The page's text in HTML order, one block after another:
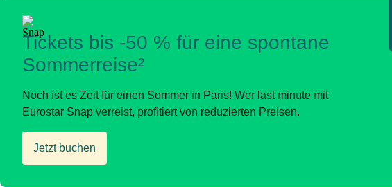
Tickets bis -50 % für eine spontane
Sommerreise²
Noch ist es Zeit für einen Sommer in Paris! Wer last minute mit
Eurostar Snap verreist, profitiert von reduzierten Preisen.
Jetzt buchen
(Öffnet einen neuen Tab